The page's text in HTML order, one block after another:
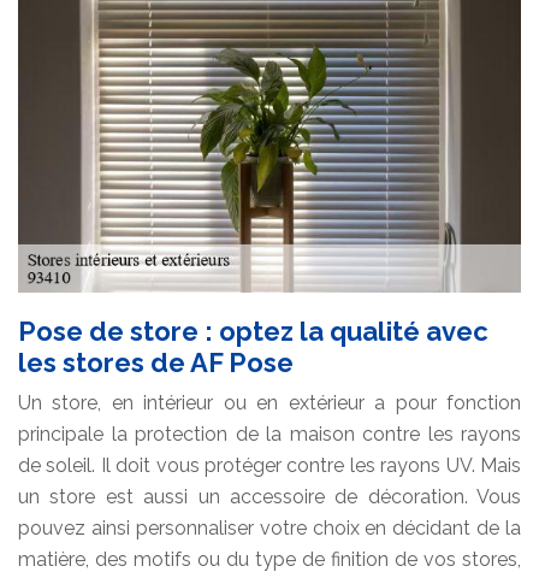
Pose de store : optez la qualité avec
les stores de AF Pose
Un store, en intérieur ou en extérieur a pour fonction
principale la protection de la maison contre les rayons
de soleil. Il doit vous protéger contre les rayons UV. Mais
un store est aussi un accessoire de décoration. Vous
pouvez ainsi personnaliser votre choix en décidant de la
matière, des motifs ou du type de finition de vos stores,